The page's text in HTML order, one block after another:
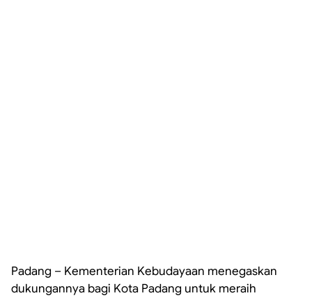
Padang – Kementerian Kebudayaan menegaskan
dukungannya bagi Kota Padang untuk meraih